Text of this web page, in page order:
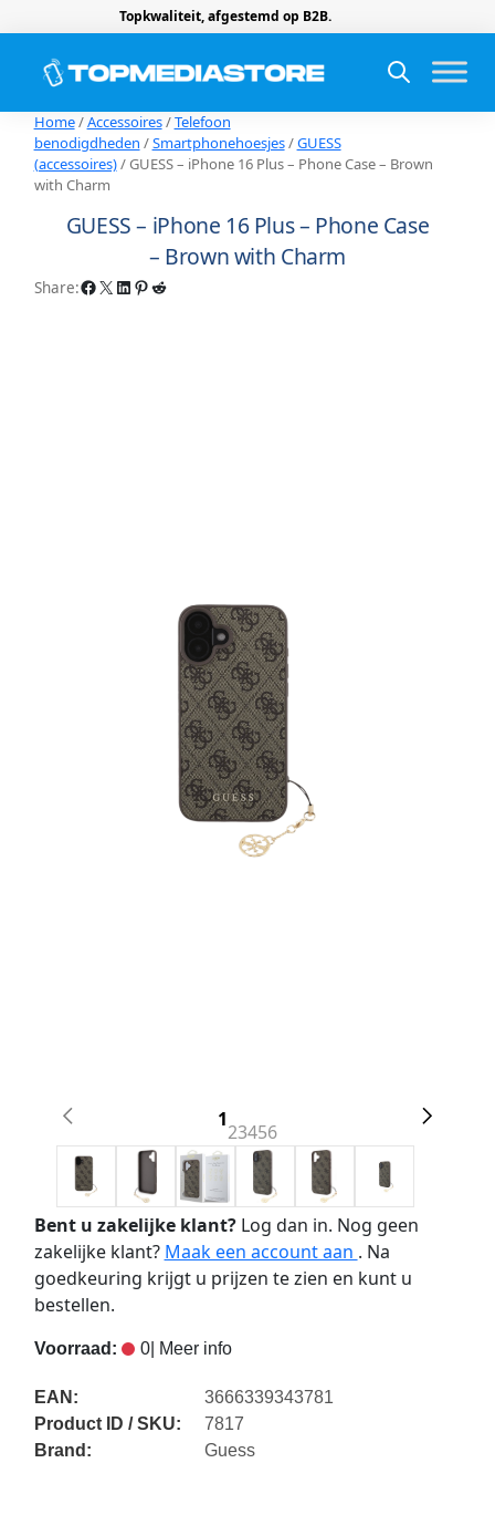
Topkwaliteit, afgestemd op B2B.
Home/Accessoires/Telefoon
benodigdheden /Smartphonehoesjes/GUESS
(accessoires)/ GUESS – iPhone 16 Plus – Phone Case – Brown
with Charm
GUESS – iPhone 16 Plus – Phone Case
– Brown with Charm
Share:Facebook X LinkedIn Pinterest Reddit
1
23456
Bent u zakelijke klant?Log dan in. Nog geen
zakelijke klant? Maak een account aan . Na
goedkeuring krijgt u prijzen te zien en kunt u
bestellen.
Voorraad: 0| Meer info
EAN:
3666339343781
Product ID / SKU:
7817
Brand:
Guess